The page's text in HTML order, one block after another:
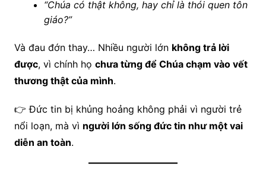
“Chúa có thật không, hay chỉ là thói quen tôn
giáo?”
Và đau đớn thay… Nhiều người lớn không trả lời
được, vì chính họ chưa từng để Chúa chạm vào vết
thương thật của mình.
👉 Đức tin bị khủng hoảng không phải vì người trẻ
nổi loạn, mà vì người lớn sống đức tin như một vai
diễn an toàn.